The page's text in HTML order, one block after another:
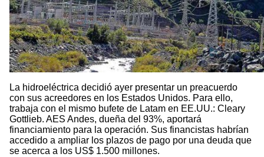
La hidroeléctrica decidió ayer presentar un preacuerdo
con sus acreedores en los Estados Unidos. Para ello,
trabaja con el mismo bufete de Latam en EE.UU.: Cleary
Gottlieb. AES Andes, dueña del 93%, aportará
financiamiento para la operación. Sus financistas habrían
accedido a ampliar los plazos de pago por una deuda que
se acerca a los US$ 1.500 millones.